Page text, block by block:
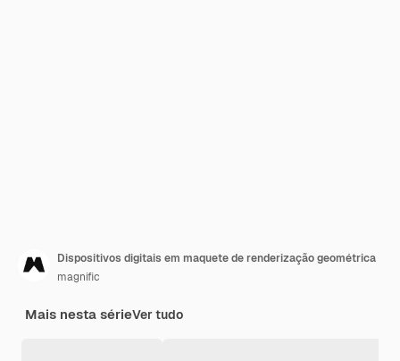
Dispositivos digitais em maquete de renderização geométrica
magnific
Mais nesta sérieVer tudo